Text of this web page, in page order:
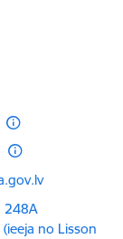
248A
no Lisson